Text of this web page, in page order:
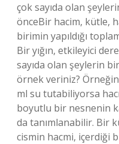
çok sayıda olan
önceBir hacim, kütle,
birimin yapıldığı
Bir yığın, etkileyici
sayıda olan şeylerin
örnek veriniz?
ml su tutabiliyorsa
boyutlu bir nesnenin
da tanımlanabilir. Bir
cismin hacmi, içerdiği